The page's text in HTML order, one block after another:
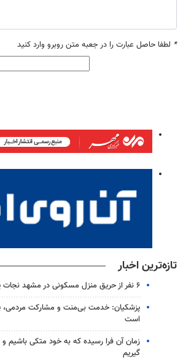
* لطفا حاصل عبارت را در جعبه متن روبرو وارد کنید
تازه‌ترین اخبار
۶ نفر از حریق منزل مسکونی در مشهد نجات یافتند
پزشکیان: خدمت بی‌منت و مشارکت مردمی،
است
زمان آن فرا رسیده که به خود متکی باشیم و
گیریم